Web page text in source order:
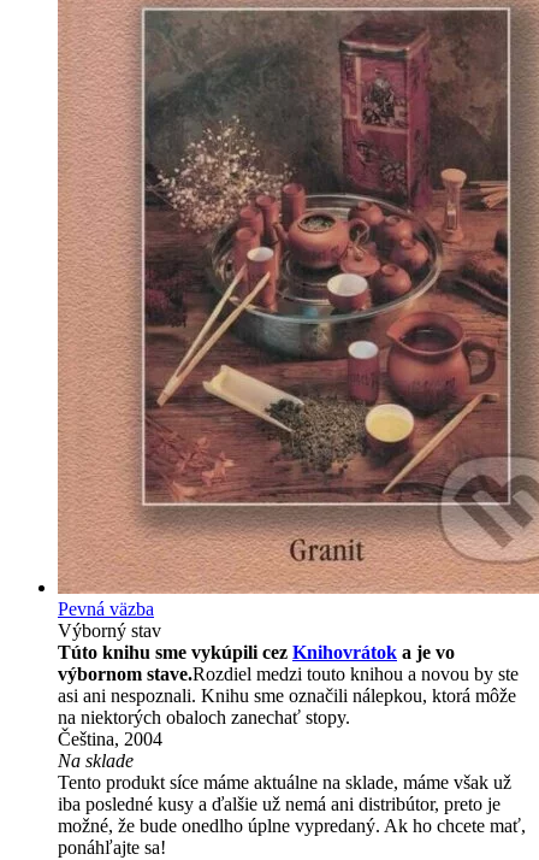
Pevná väzba
Výborný stav
Túto knihu sme vykúpili cez Knihovrátok a je vo
výbornom stave.Rozdiel medzi touto knihou a novou by ste
asi ani nespoznali. Knihu sme označili nálepkou, ktorá môže
na niektorých obaloch zanechať stopy.
Čeština, 2004
Na sklade
Tento produkt síce máme aktuálne na sklade, máme však už
iba posledné kusy a ďalšie už nemá ani distribútor, preto je
možné, že bude onedlho úplne vypredaný. Ak ho chcete mať,
ponáhľajte sa!